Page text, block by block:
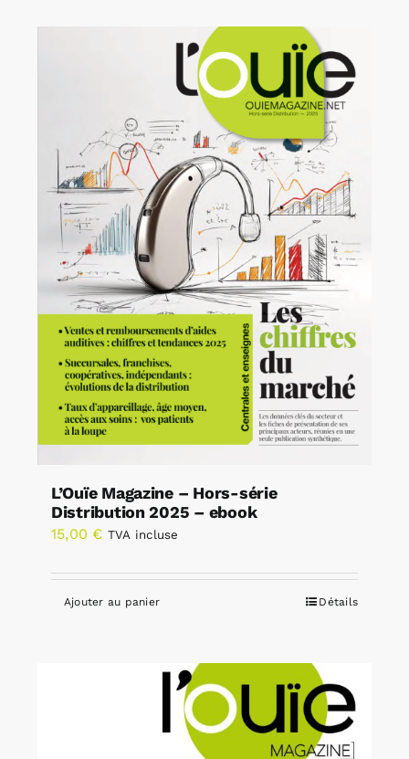
L’Ouïe Magazine – Hors-série
Distribution 2025 – ebook
15,00 € TVA incluse
Ajouter au panier Détails